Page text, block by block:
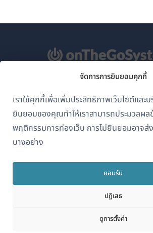
จัดการการยินยอมคุกกี้
เราใช้คุกกี้เพื่อเพิ่มประสิทธิภาพเว็บไซต์และ
ยินยอมของคุณทำให้เราสามารถประมวลผล
พฤติกรรมการท่องเว็บ การไม่ยินยอมอาจ
บางอย่าง
ยอมรับ
ปฏิเสธ
ดูการตั้งค่า
OnTheGoSystems
ไทย
GDPR และนโยบายความเป็น
เข้าร่วมทีมของเรา(เ
ใน
หน้าต่าง
ใหม่)
ใน
หน้าต่าง
ใหม่)
ใน
ให